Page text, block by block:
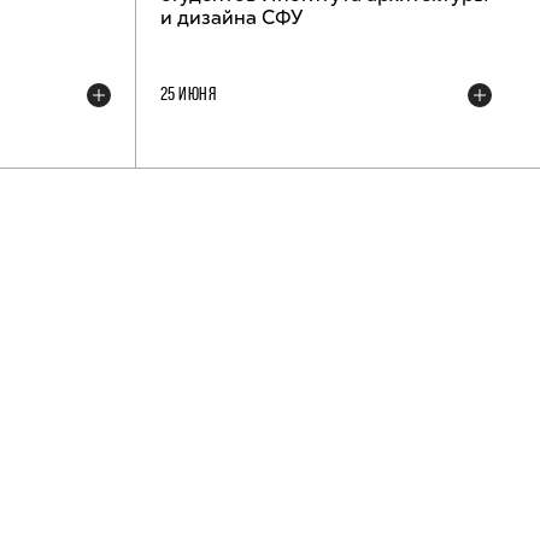
и дизайна СФУ
25 ИЮНЯ